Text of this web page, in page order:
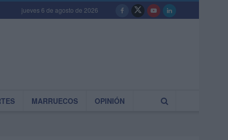
jueves 6 de agosto de 2026
MARRUECOS OPINIÓN